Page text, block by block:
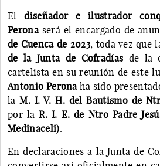
El diseñador e ilustrador
Peronaserá el encargado de
de Cuenca de 2023, toda vez que
de la Junta de Cofradías de la
cartelista en su reunión de este
Antonio Peronaha sido
laM. I. V. H. del Bautismo de
por laR. I. E. de Ntro Padre
Medinaceli).
En declaraciones a la Junta de